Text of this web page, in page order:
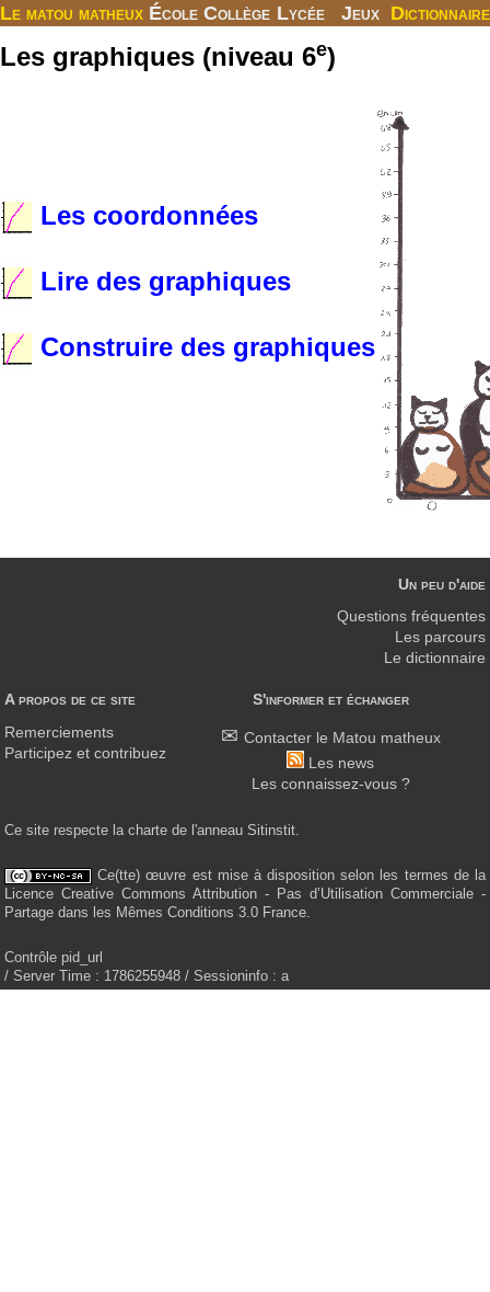
Le matou matheux École Collège Lycée Jeux Dictionnaire
Les graphiques (niveau 6e)
Les coordonnées
Lire des graphiques
Construire des graphiques
A propos de ce site
Remerciements
Participez et contribuez
S'informer et échanger
Contacter le Matou matheux
Les news
Les connaissez-vous ?
Un peu d'aide
Questions fréquentes
Les parcours
Le dictionnaire
Ce site respecte la charte de l'anneau Sitinstit.
Ce(tte) œuvre est mise à disposition selon les termes de la
Licence Creative Commons Attribution - Pas d’Utilisation Commerciale -
Partage dans les Mêmes Conditions 3.0 France.
Contrôle pid_url
/ Server Time : 1786255948 / Sessioninfo : a